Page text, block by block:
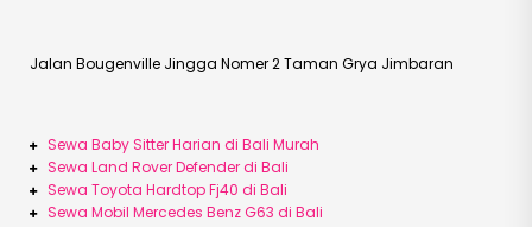
Jalan Bougenville Jingga Nomer 2 Taman Grya Jimbaran
Sewa Baby Sitter Harian di Bali Murah
Sewa Land Rover Defender di Bali
Sewa Toyota Hardtop Fj40 di Bali
Sewa Mobil Mercedes Benz G63 di Bali